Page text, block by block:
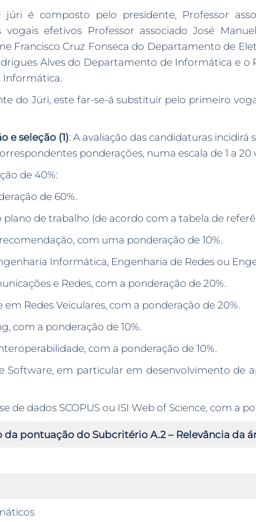
júri é composto pelo presidente, Professor
efetivos Professor associado José
Francisco Cruz Fonseca do Departamento de
Alves do Departamento de Informática e o
Informática.
do Júri, este far-se-á substituir pelo primeiro
e seleção (1): A avaliação das candidaturas
ponderações, numa escala de 1 a 20
de 40%:
de 60%.
de trabalho (de acordo com a tabela de
com uma ponderação de 10%.
Informática, Engenharia de Redes ou
e Redes, com a ponderação de 20%.
Redes Veiculares, com a ponderação de 20%.
com a ponderação de 10%.
com a ponderação de 10%.
Software, em particular em desenvolvimento de
de dados SCOPUS ou ISI Web of Science, com a
pontuação do Subcritério A.2 – Relevância da